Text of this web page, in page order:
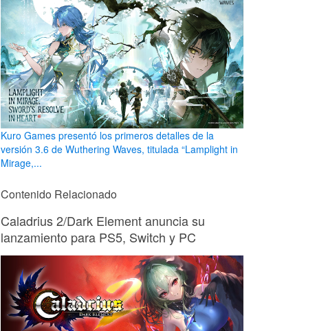
Kuro Games presentó los primeros detalles de la
versión 3.6 de Wuthering Waves, titulada “Lamplight in
Mirage,...
Contenido Relacionado
Caladrius 2/Dark Element anuncia su
lanzamiento para PS5, Switch y PC